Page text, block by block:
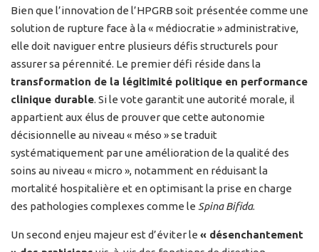
Bien que l’innovation de l’HPGRB soit présentée comme une
solution de rupture face à la « médiocratie » administrative,
elle doit naviguer entre plusieurs défis structurels pour
assurer sa pérennité. Le premier défi réside dans la
transformation de la légitimité politique en performance
clinique durable. Si le vote garantit une autorité morale, il
appartient aux élus de prouver que cette autonomie
décisionnelle au niveau « méso » se traduit
systématiquement par une amélioration de la qualité des
soins au niveau « micro », notamment en réduisant la
mortalité hospitalière et en optimisant la prise en charge
des pathologies complexes comme le Spina Bifida.
Un second enjeu majeur est d’éviter le « désenchantement